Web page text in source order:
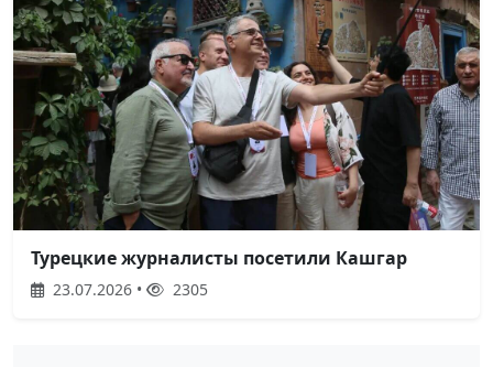
Турецкие журналисты посетили Кашгар
23.07.2026 • 2305